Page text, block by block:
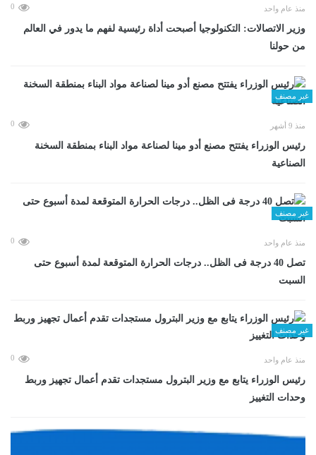
منذ عام واحد 0
وزير الاتصالات: التكنولوجيا أصبحت أداة رئيسية لفهم ما يدور في العالم
من حولنا
غير مصنف
منذ 9 أشهر 0
رئيس الوزراء يفتتح مصنع أدو مينا لصناعة مواد البناء بمنطقة السخنة
الصناعية
غير مصنف
منذ عام واحد 0
تصل 40 درجة فى الظل.. درجات الحرارة المتوقعة لمدة أسبوع حتى
السبت
غير مصنف
منذ عام واحد 0
رئيس الوزراء يتابع مع وزير البترول مستجدات تقدم أعمال تجهيز وربط
وحدات التغييز